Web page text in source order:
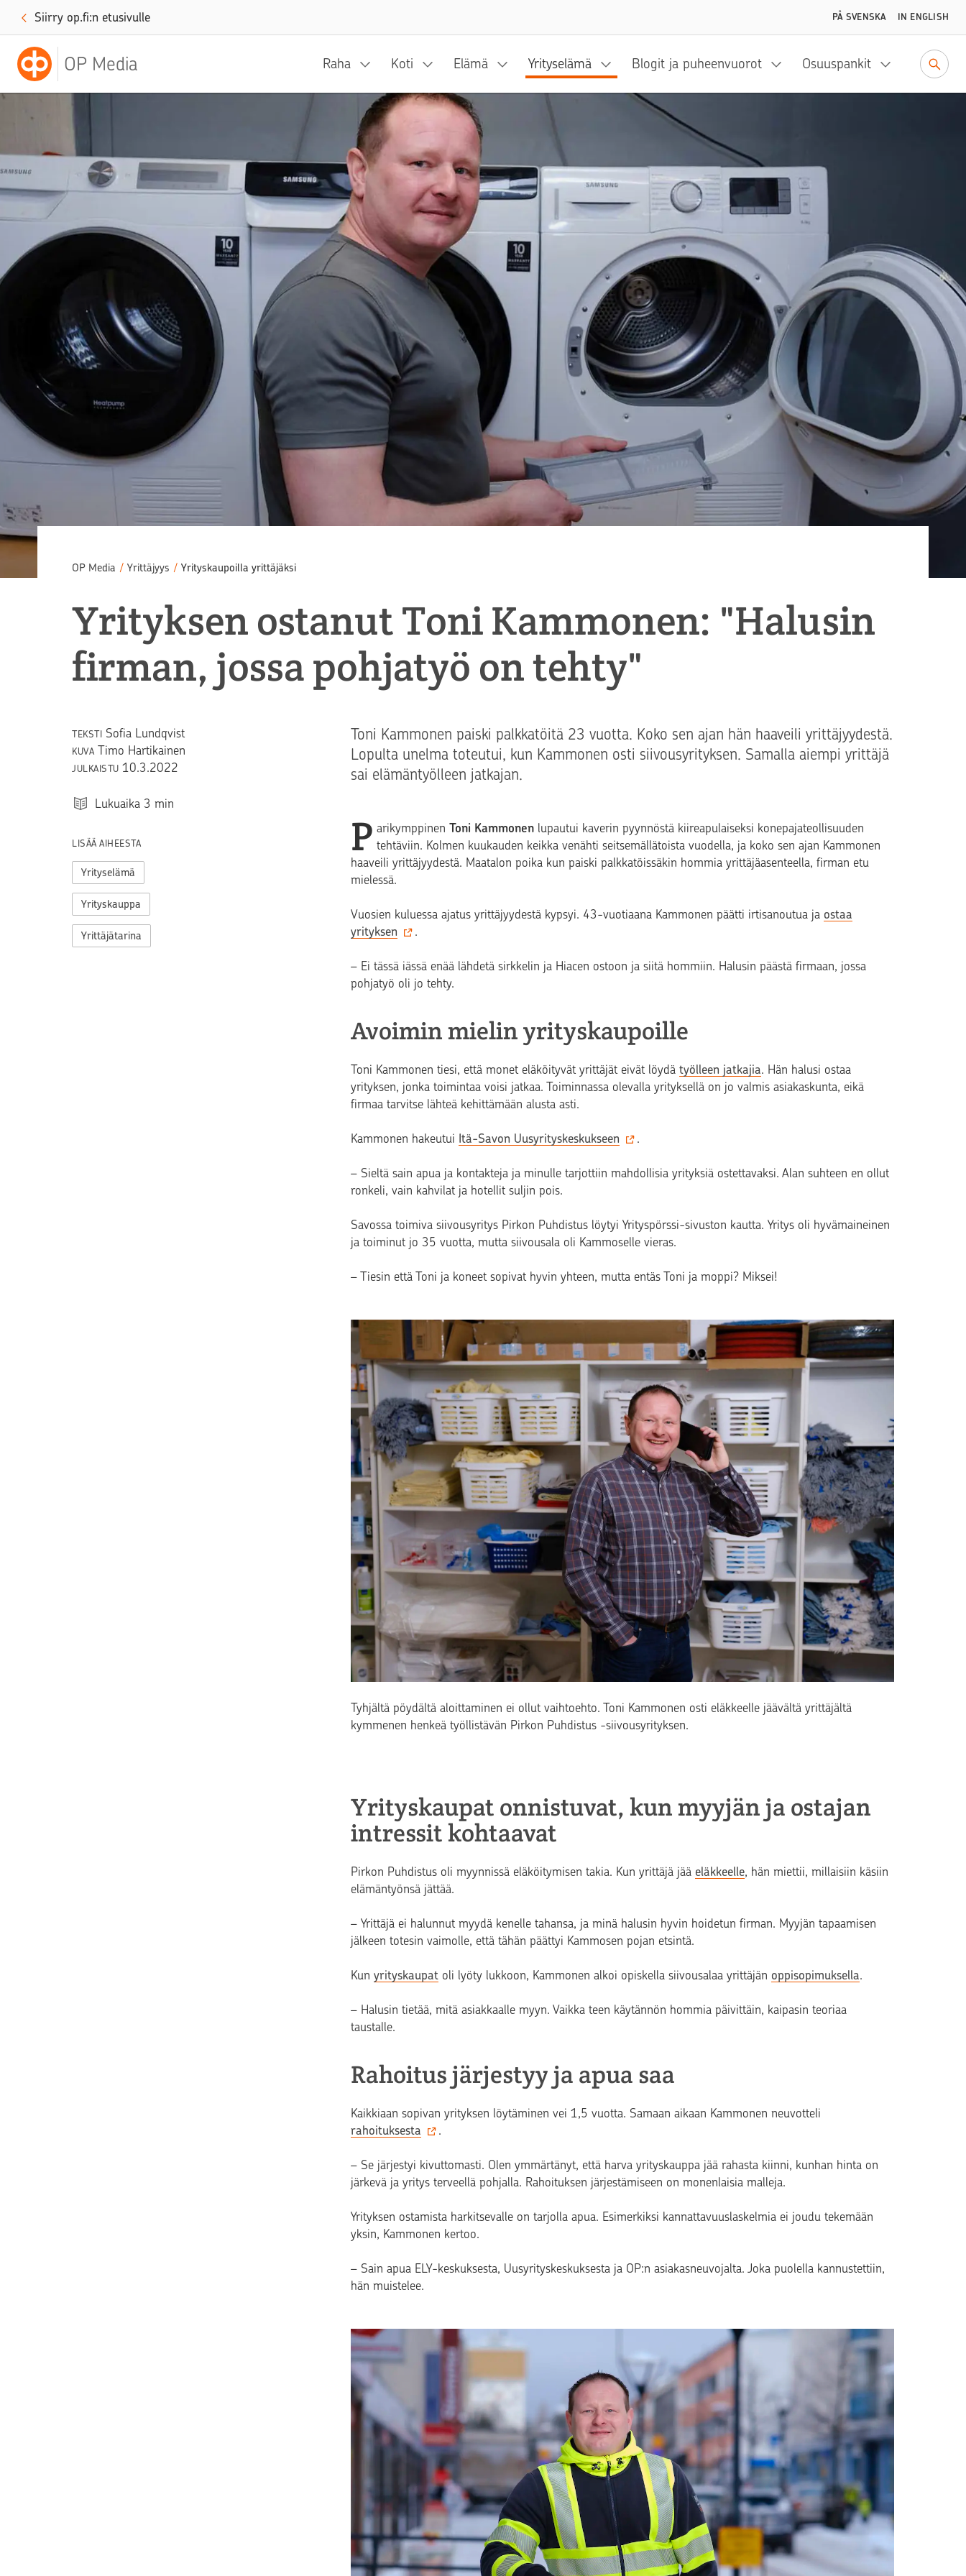
Siirry op.fi:n etusivulle PÅ SVENSKA IN ENGLISH
OP Media Raha Koti Elämä Yrityselämä Blogit ja puheenvuorot Osuuspankit
OP Media / Yrittäjyys / Yrityskaupoilla yrittäjäksi
Yrityksen ostanut Toni Kammonen: "Halusin
firman, jossa pohjatyö on tehty"
TEKSTI Sofia Lundqvist
KUVA Timo Hartikainen
JULKAISTU 10.3.2022
Lukuaika 3 min
LISÄÄ AIHEESTA
Yrityselämä
Yrityskauppa
Yrittäjätarina
Toni Kammonen paiski palkkatöitä 23 vuotta. Koko sen ajan hän haaveili yrittäjyydestä.
Lopulta unelma toteutui, kun Kammonen osti siivousyrityksen. Samalla aiempi yrittäjä
sai elämäntyölleen jatkajan.
P arikymppinenToni Kammonen lupautui kaverin pyynnöstä kiireapulaiseksi konepajateollisuuden
tehtäviin. Kolmen kuukauden keikka venähti seitsemällätoista vuodella, ja koko sen ajan Kammonen
haaveili yrittäjyydestä. Maatalon poika kun paiski palkkatöissäkin hommia yrittäjäasenteella, firman etu
mielessä.
Vuosien kuluessa ajatus yrittäjyydestä kypsyi. 43-vuotiaana Kammonen päätti irtisanoutua ja ostaa
yrityksen
.
– Ei tässä iässä enää lähdetä sirkkelin ja Hiacen ostoon ja siitä hommiin. Halusin päästä firmaan, jossa
pohjatyö oli jo tehty.
Avoimin mielin yrityskaupoille
Toni Kammonen tiesi, että monet eläköityvät yrittäjät eivät löydätyölleen jatkajia. Hän halusi ostaa
yrityksen, jonka toimintaa voisi jatkaa. Toiminnassa olevalla yrityksellä on jo valmis asiakaskunta, eikä
firmaa tarvitse lähteä kehittämään alusta asti.
Kammonen hakeutui Itä-Savon Uusyrityskeskukseen .
– Sieltä sain apua ja kontakteja ja minulle tarjottiin mahdollisia yrityksiä ostettavaksi. Alan suhteen en ollut
ronkeli, vain kahvilat ja hotellit suljin pois.
Savossa toimiva siivousyritys Pirkon Puhdistus löytyi Yrityspörssi-sivuston kautta. Yritys oli hyvämaineinen
ja toiminut jo 35 vuotta, mutta siivousala oli Kammoselle vieras.
–Tiesin että Toni ja koneet sopivat hyvin yhteen, mutta entäs Toni ja moppi? Miksei!
Tyhjältä pöydältä aloittaminen ei ollut vaihtoehto. Toni Kammonen osti eläkkeelle jäävältä yrittäjältä
kymmenen henkeä työllistävän Pirkon Puhdistus -siivousyrityksen.
Yrityskaupat onnistuvat, kun myyjän ja ostajan
intressit kohtaavat
Pirkon Puhdistus oli myynnissä eläköitymisen takia. Kun yrittäjä jää eläkkeelle, hän miettii, millaisiin käsiin
elämäntyönsä jättää.
–Yrittäjä ei halunnut myydä kenelle tahansa, ja minä halusin hyvin hoidetun firman. Myyjän tapaamisen
jälkeen totesin vaimolle, että tähän päättyi Kammosen pojan etsintä.
Kunyrityskaupat oli lyöty lukkoon, Kammonen alkoi opiskella siivousalaa yrittäjän oppisopimuksella.
– Halusin tietää, mitä asiakkaalle myyn. Vaikka teen käytännön hommia päivittäin, kaipasin teoriaa
taustalle.
Rahoitus järjestyy ja apua saa
Kaikkiaan sopivan yrityksen löytäminen vei 1,5 vuotta. Samaan aikaan Kammonen neuvotteli
rahoituksesta
.
– Se järjestyi kivuttomasti. Olen ymmärtänyt, että harva yrityskauppa jää rahasta kiinni, kunhan hinta on
järkevä ja yritys terveellä pohjalla. Rahoituksen järjestämiseen on monenlaisia malleja.
Yrityksen ostamista harkitsevalle on tarjolla apua. Esimerkiksi kannattavuuslaskelmia ei joudu tekemään
yksin, Kammonen kertoo.
– Sain apua ELY-keskuksesta, Uusyrityskeskuksesta ja OP:n asiakasneuvojalta. Joka puolella kannustettiin,
hän muistelee.